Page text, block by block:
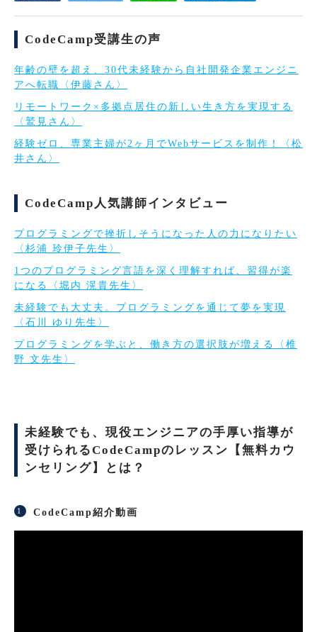
CodeCamp受講生の声
年齢の壁を超え、30代未経験から自社開発企業エンジニ
アへ転職〈伊藤さん〉
リモートワーク×多拠点居住の新しい生き方を実現する
〈鷲見さん〉
経験ゼロ、専業主婦が2ヶ月でWebサービスを制作！〈松
井さん〉
CodeCamp人気講師インタビュー
プログラミングで挫折しそうになった人の力になりたい
〈杉浦 玲伊子先生〉
1つのプログラミング言語を深く理解すれば、習得が楽
になる〈堀内 滉貴先生〉
未経験でも大丈夫。プログラミングを通じて夢を実現
〈石川 ゆり先生〉
プログラミングを学ぶと、働き方の選択肢が増える〈椎
野 文先生〉
未経験でも、現役エンジニアの手厚い指導が
受けられるCodeCampのレッスン【無料カウ
ンセリング】とは？
CodeCamp紹介動画